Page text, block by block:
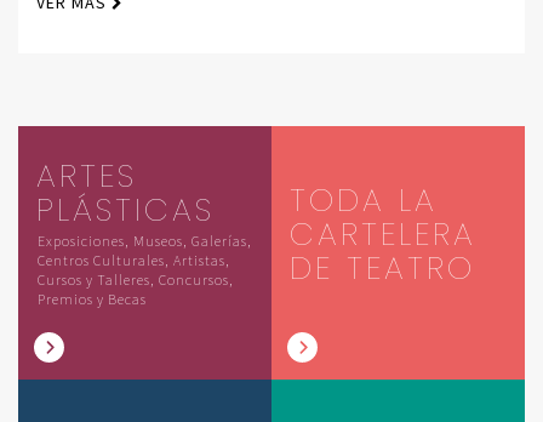
ARTES
PLÁSTICAS
Exposiciones, Museos, Galerías,
Centros Culturales, Artistas,
Cursos y Talleres, Concursos,
Premios y Becas
TODA LA
CARTELERA
DE TEATRO